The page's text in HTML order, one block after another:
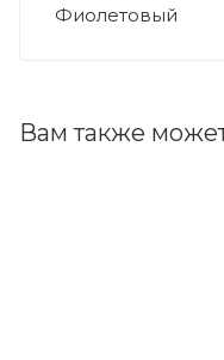
Фиолетовый
Вам также